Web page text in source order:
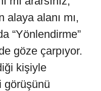
alanı mı,
“Yönlendirme”
göze çarpıyor.
kişiyle
görüşünü